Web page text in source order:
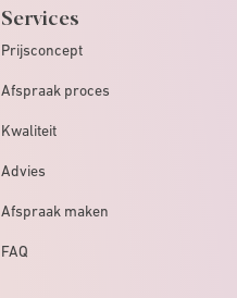
Services
Prijsconcept
Afspraak proces
Kwaliteit
Advies
Afspraak maken
FAQ